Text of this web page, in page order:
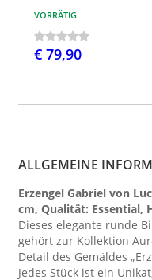
VORRÄTIG
€ 79,90
ALLGEMEINE
Erzengel Gabriel von
cm, Qualität: Essential,
Dieses elegante runde
gehört zur Kollektion
Detail des Gemäldes
Jedes Stück ist ein